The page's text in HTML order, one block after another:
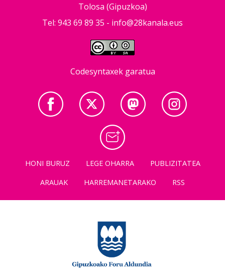
Tolosa (Gipuzkoa)
Tel: 943 69 89 35 - info@28kanala.eus
Codesyntaxek garatua
HONI BURUZ LEGE OHARRA
PUBLIZITATEA
ARAUAK
HARREMANETARAKO RSS